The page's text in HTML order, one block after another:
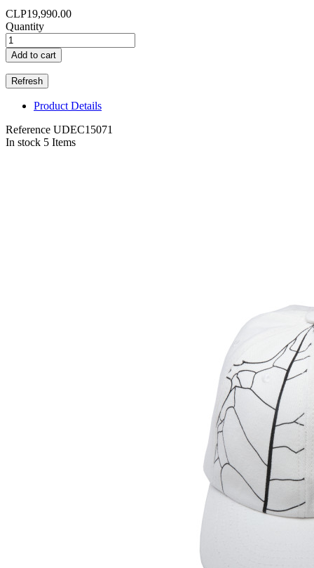
CLP19,990.00
Quantity
Add to cart
Product Details
Reference UDEC15071
In stock 5 Items